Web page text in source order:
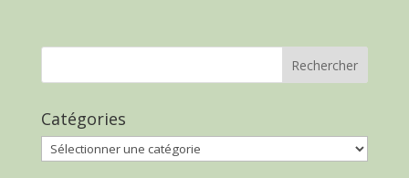
Catégories
Catégories